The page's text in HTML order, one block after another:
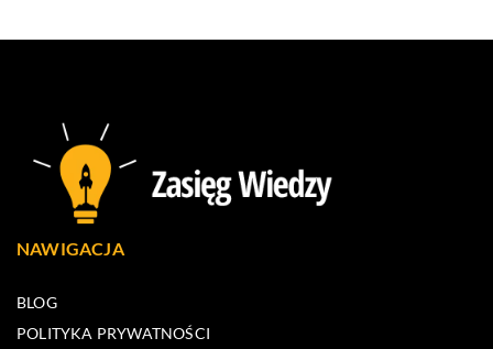
NAWIGACJA
BLOG
POLITYKA PRYWATNOŚCI